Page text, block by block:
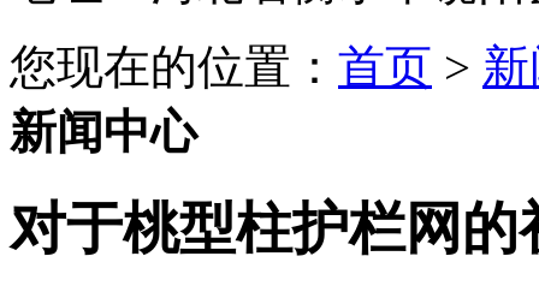
您现在的位置： 首页 >
新闻中心
对于桃型柱护栏网的